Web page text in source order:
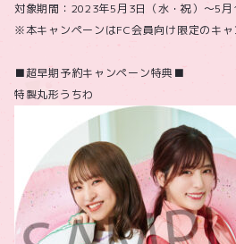
対象期間：2023年5月3日（水・祝）～5
※本キャンペーンはFC会員向け限定のキャ
■超早期予約キャンペーン特典■
特製丸形うちわ